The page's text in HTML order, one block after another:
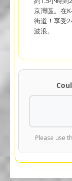
京灣區。在
街道！享受
波浪。
Please use